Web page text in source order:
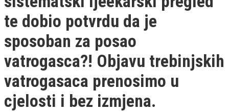
te dobio potvrdu da je
sposoban za posao
vatrogasca?! Objavu trebinjskih
vatrogasaca prenosimo u
cjelosti i bez izmjena.